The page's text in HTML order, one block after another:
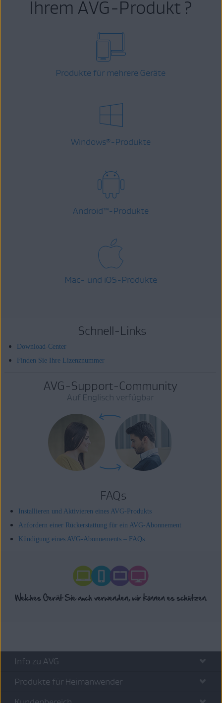
Ihrem AVG-Produkt ?
Produkte für mehrere Geräte
Windows® -Produkte
Android™-Produkte
Mac- und iOS-Produkte
Schnell-Links
Download-Center
Finden Sie Ihre Lizenznummer
AVG-Support-Community
Auf Englisch verfügbar
FAQs
Installieren und Aktivieren eines AVG-Produkts
Anfordern einer Rückerstattung für ein AVG-Abonnement
Kündigung eines AVG-Abonnements – FAQs
Info zu AVG
Produkte für Heimanwender